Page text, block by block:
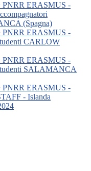
PNRR ERASMUS -
(Spagna)
PNRR ERASMUS -
CARLOW
PNRR ERASMUS -
SALAMANCA
PNRR ERASMUS -
- Islanda